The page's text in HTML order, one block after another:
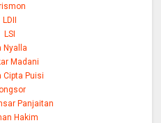
LDII
LSI
Nyalla
Madani
Cipta Puisi
Panjaitan
Hakim